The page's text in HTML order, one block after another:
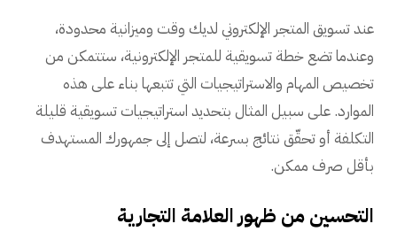
عند تسويق المتجر الإلكتروني لديك وقت وميزانية محدودة،
وعندما تضع خطة تسويقية للمتجر الإلكترونية، ستتمكن من
تخصيص المهام والاستراتيجيات التي تتبعها بناء على هذه
الموارد. على سبيل المثال بتحديد استراتيجيات تسويقية قليلة
التكلفة أو تحقّق نتائج بسرعة، لتصل إلى جمهورك المستهدف
بأقل صرف ممكن.
التحسين من ظهور العلامة التجارية